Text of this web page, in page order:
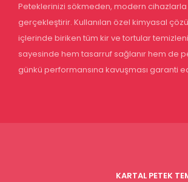
Peteklerinizi sökmeden, modern
gerçekleştirir. Kullanılan özel kimyasal
içlerinde biriken tüm kir ve tortular
sayesinde hem tasarruf sağlanır hem de
günkü performansına kavuşması garanti
KARTAL PETEK